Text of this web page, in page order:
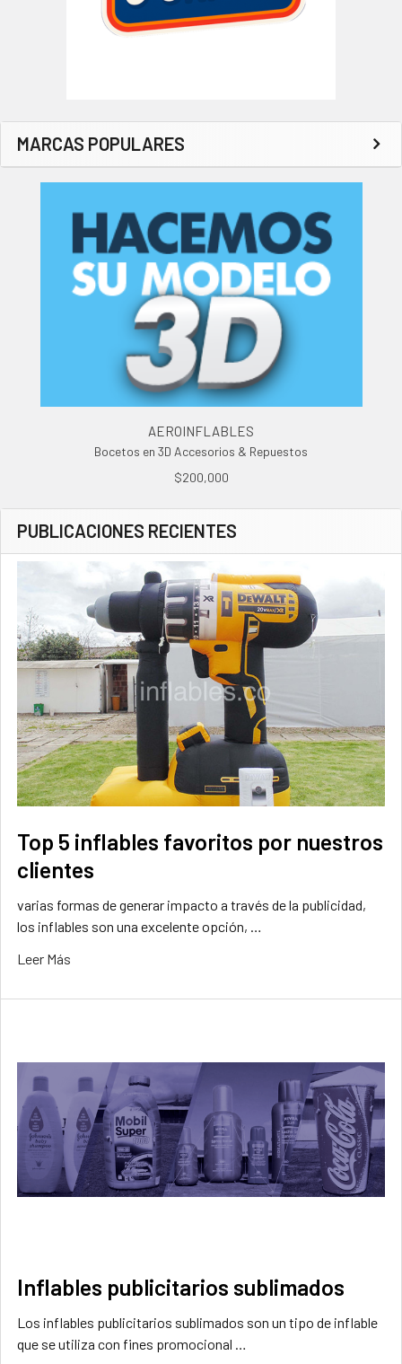
MARCAS POPULARES
AEROINFLABLES
Bocetos en 3D Accesorios & Repuestos
$200,000
PUBLICACIONES RECIENTES
Top 5 inflables favoritos por nuestros
clientes
varias formas de generar impacto a través de la publicidad,
los inflables son una excelente opción, …
Leer Más
Inflables publicitarios sublimados
Los inflables publicitarios sublimados son un tipo de inflable
que se utiliza con fines promocional …